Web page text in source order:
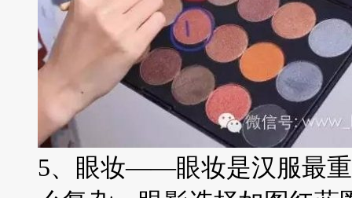
5、眼妆——眼妆是汉服最